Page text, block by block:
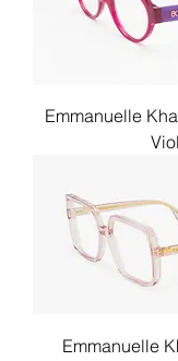
Emmanuelle
Emmanuelle